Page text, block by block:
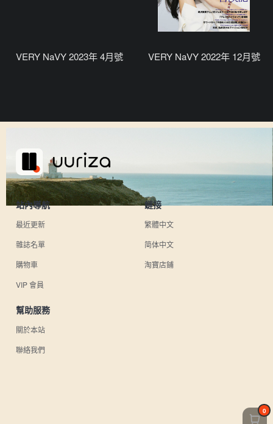
VERY NaVY 2023年 4月號 VERY NaVY 2022年 12月號
站內導航
最近更新
雜誌名單
購物車
VIP 會員
鏈接
繁體中文
简体中文
淘寶店鋪
幫助服務
關於本站
聯絡我們
0